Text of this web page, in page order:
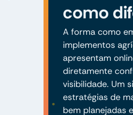
como
A forma como
implementos
apresentam
diretamente
visibilidade. Um
estratégias de
bem planejadas